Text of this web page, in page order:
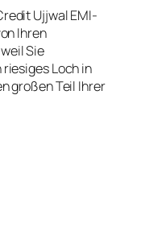
Ujjwal EMI-
Ihren
Sie
Loch in
großen Teil Ihrer